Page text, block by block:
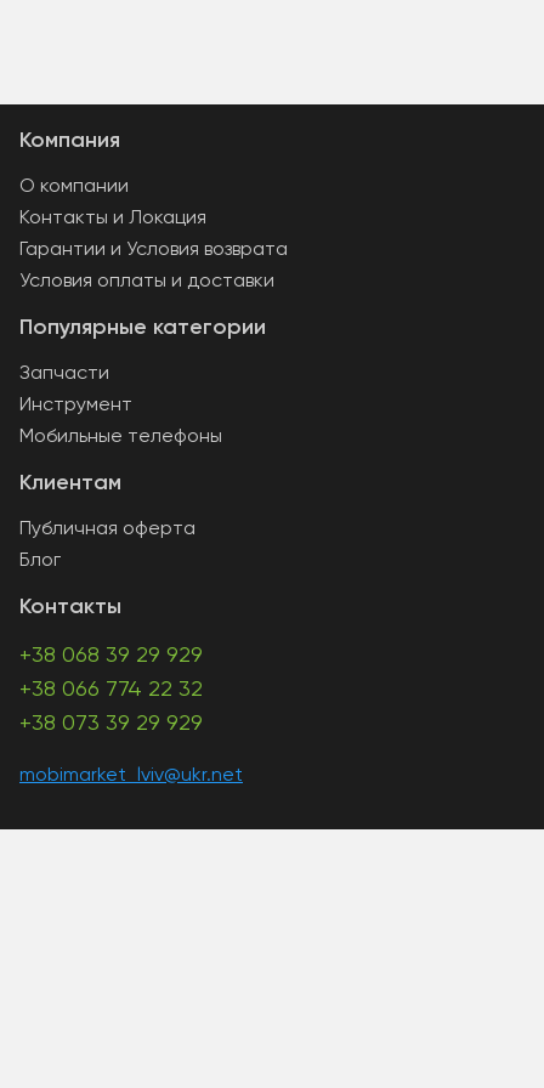
Контакты
+38 068 39 29 929
+38 066 774 22 32
+38 073 39 29 929
mobimarket_lviv@ukr.net
Клиентам
Публичная оферта
Блог
Популярные категории
Запчасти
Инструмент
Мобильные телефоны
Компания
О компании
Контакты и Локация
Гарантии и Условия возврата
Условия оплаты и доставки